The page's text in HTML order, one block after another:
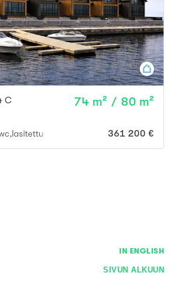
C
74 m² / 80 m²
terassi ja parveke361 200 €
IN ENGLISH
SIVUN ALKUUN